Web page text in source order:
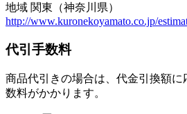
地域 関東（神奈川県）
http://www.kuronekoyamato.co.jp/
代引手数料
商品代引きの場合は、代金引換額に
数料がかかります。